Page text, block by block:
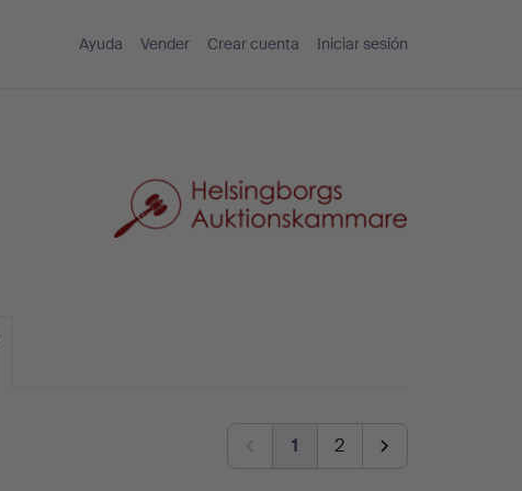
Ayuda Vender Crear cuenta Iniciar sesión
1 2